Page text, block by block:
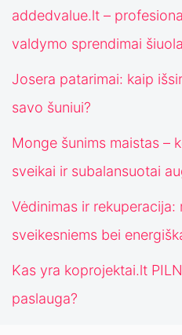
addedvalue.lt –
valdymo sprendimai
Josera patarimai: kaip
savo šuniui?
Monge šunims maistas –
sveikai ir subalansuotai
Vėdinimas ir
sveikesniems bei
Kas yra koprojektai.lt
paslauga?